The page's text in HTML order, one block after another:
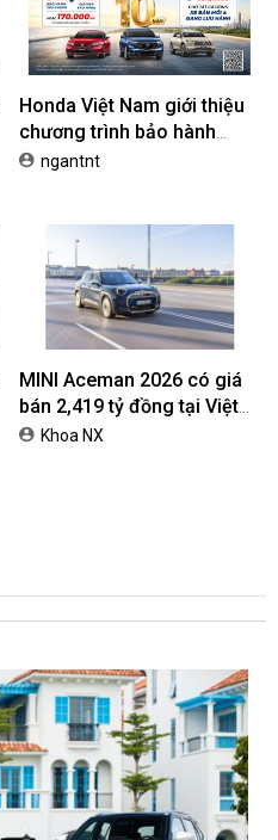
Honda Việt Nam giới thiệu
chương trình bảo hành
chính hãng lên tới 10 năm
ngantnt
MINI Aceman 2026 có giá
bán 2,419 tỷ đồng tại Việt
NamKhoa NX